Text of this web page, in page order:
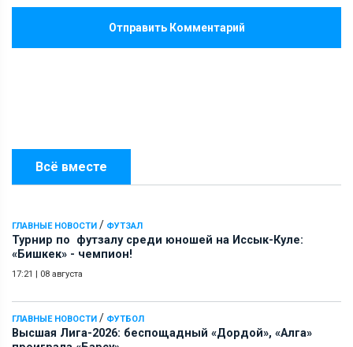
Всё вместе
ГЛАВНЫЕ НОВОСТИ / ФУТЗАЛ
Турнир по футзалу среди юношей на Иссык-Куле:
«Бишкек» - чемпион!
17:21 | 08 августа
ГЛАВНЫЕ НОВОСТИ / ФУТБОЛ
Высшая Лига-2026: беспощадный «Дордой», «Алга»
Отправить Комментарий